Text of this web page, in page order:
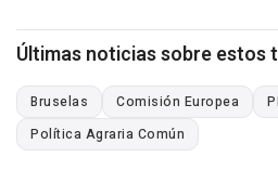
Últimas noticias sobre estos
Bruselas Comisión Europea
Política Agraria Común